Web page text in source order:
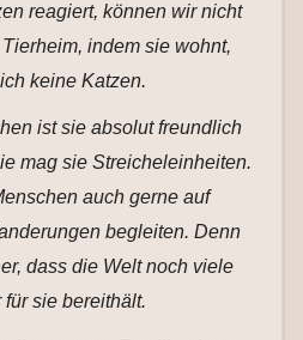
reagiert, können wir nicht
indem sie wohnt,
keine Katzen.
ist sie absolut freundlich
mag sie Streicheleinheiten.
auch gerne auf
begleiten. Denn
dass die Welt noch viele
sie bereithält.